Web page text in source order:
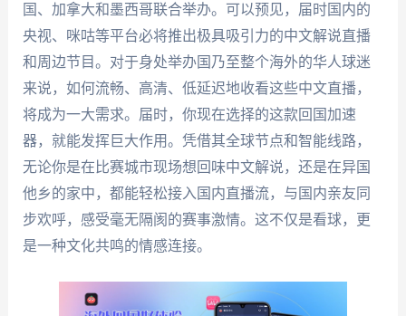
国、加拿大和墨西哥联合举办。可以预见，届时国内的
央视、咪咕等平台必将推出极具吸引力的中文解说直播
和周边节目。对于身处举办国乃至整个海外的华人球迷
来说，如何流畅、高清、低延迟地收看这些中文直播，
将成为一大需求。届时，你现在选择的这款回国加速
器，就能发挥巨大作用。凭借其全球节点和智能线路，
无论你是在比赛城市现场想回味中文解说，还是在异国
他乡的家中，都能轻松接入国内直播流，与国内亲友同
步欢呼，感受毫无隔阂的赛事激情。这不仅是看球，更
是一种文化共鸣的情感连接。